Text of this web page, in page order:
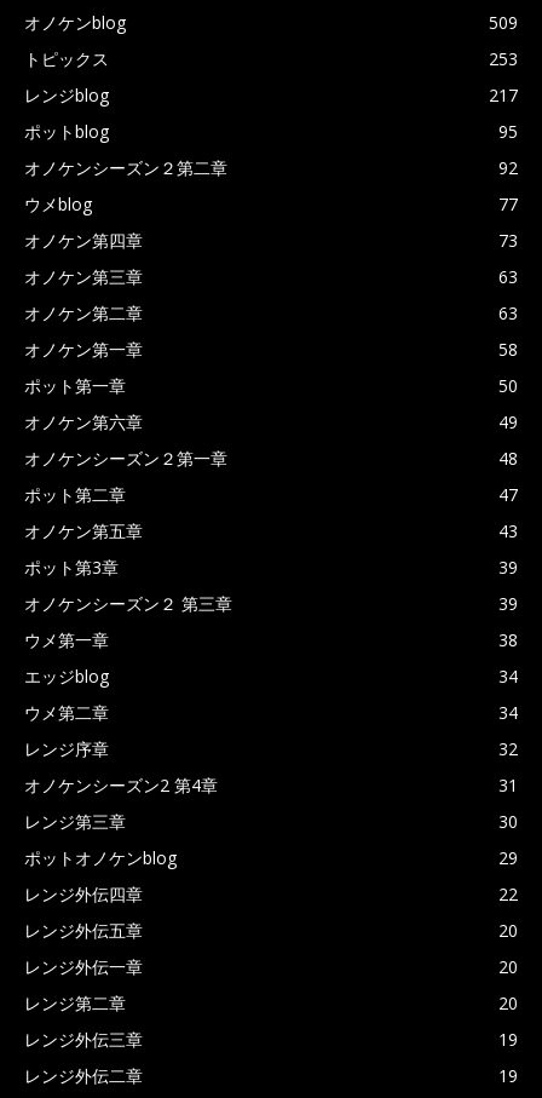
オノケンblog
509
トピックス
253
レンジblog
217
ポットblog
95
オノケンシーズン２第二章
92
ウメblog
77
オノケン第四章
73
オノケン第三章
63
オノケン第二章
63
オノケン第一章
58
ポット第一章
50
オノケン第六章
49
オノケンシーズン２第一章
48
ポット第二章
47
オノケン第五章
43
ポット第3章
39
オノケンシーズン２ 第三章
39
ウメ第一章
38
エッジblog
34
ウメ第二章
34
レンジ序章
32
オノケンシーズン2 第4章
31
レンジ第三章
30
ポットオノケンblog
29
レンジ外伝四章
22
レンジ外伝五章
20
レンジ外伝一章
20
レンジ第二章
20
レンジ外伝三章
19
レンジ外伝二章
19